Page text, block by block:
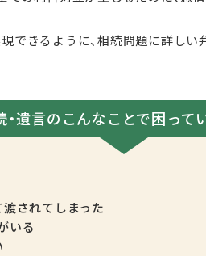
できるように、相続問題に詳しい
・遺言のこんなことで困って
されてしまった
いる